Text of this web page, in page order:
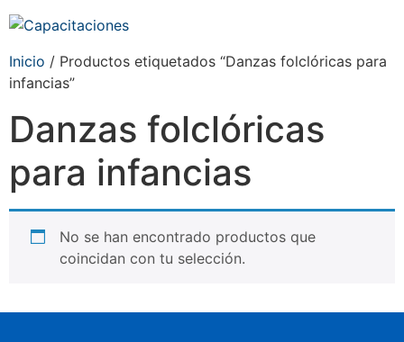
Inicio / Productos etiquetados “Danzas folclóricas para
infancias”
Danzas folclóricas
para infancias
No se han encontrado productos que
coincidan con tu selección.